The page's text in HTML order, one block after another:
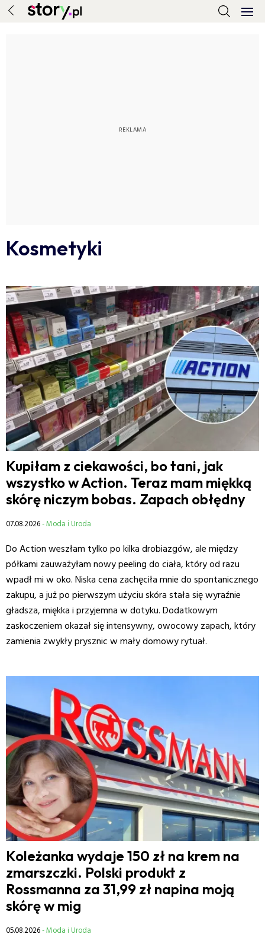
Kosmetyki
Kupiłam z ciekawości, bo tani, jak
wszystko w Action. Teraz mam miękką
skórę niczym bobas. Zapach obłędny
07.08.2026- Moda i Uroda
Do Action weszłam tylko po kilka drobiazgów, ale między
półkami zauważyłam nowy peeling do ciała, który od razu
wpadł mi w oko. Niska cena zachęciła mnie do spontanicznego
zakupu, a już po pierwszym użyciu skóra stała się wyraźnie
gładsza, miękka i przyjemna w dotyku. Dodatkowym
zaskoczeniem okazał się intensywny, owocowy zapach, który
zamienia zwykły prysznic w mały domowy rytuał.
Koleżanka wydaje 150 zł na krem na
zmarszczki. Polski produkt z
Rossmanna za 31,99 zł napina moją
skórę w mig
05.08.2026- Moda i Uroda